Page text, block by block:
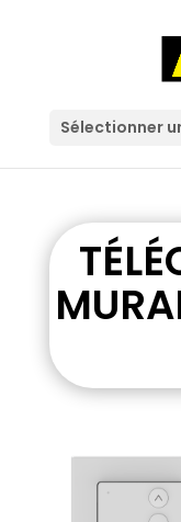
Sélectionner